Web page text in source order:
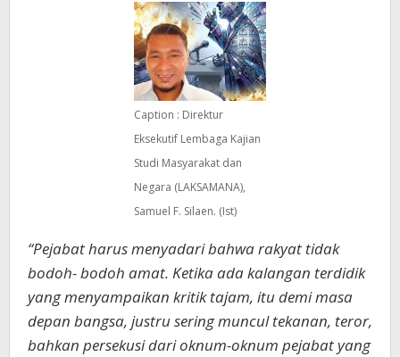
Caption : Direktur
Eksekutif Lembaga Kajian
Studi Masyarakat dan
Negara (LAKSAMANA),
Samuel F. Silaen. (Ist)
“Pejabat harus menyadari bahwa rakyat tidak
bodoh- bodoh amat. Ketika ada kalangan terdidik
yang menyampaikan kritik tajam, itu demi masa
depan bangsa, justru sering muncul tekanan, teror,
bahkan persekusi dari oknum-oknum pejabat yang